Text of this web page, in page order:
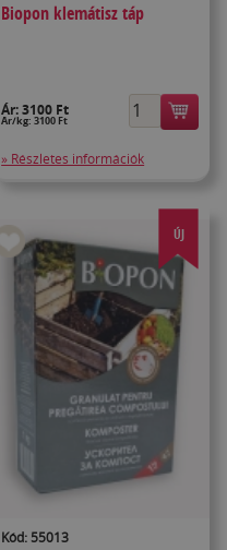
Biopon klemátisz táp
Ár:3100 Ft
Ár/kg: 3100 Ft
» Részletes információk
ÚJ
Kód: 55013